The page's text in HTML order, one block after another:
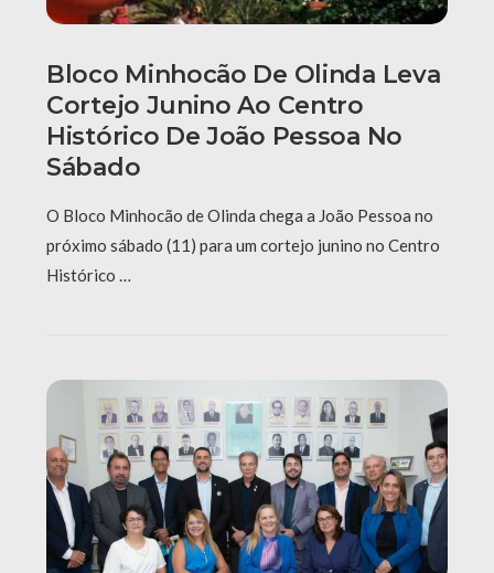
Bloco Minhocão De Olinda Leva
Cortejo Junino Ao Centro
Histórico De João Pessoa No
Sábado
O Bloco Minhocão de Olinda chega a João Pessoa no
próximo sábado (11) para um cortejo junino no Centro
Histórico …